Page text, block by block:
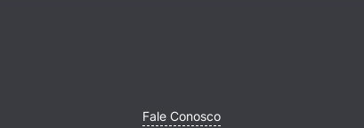
Fale Conosco